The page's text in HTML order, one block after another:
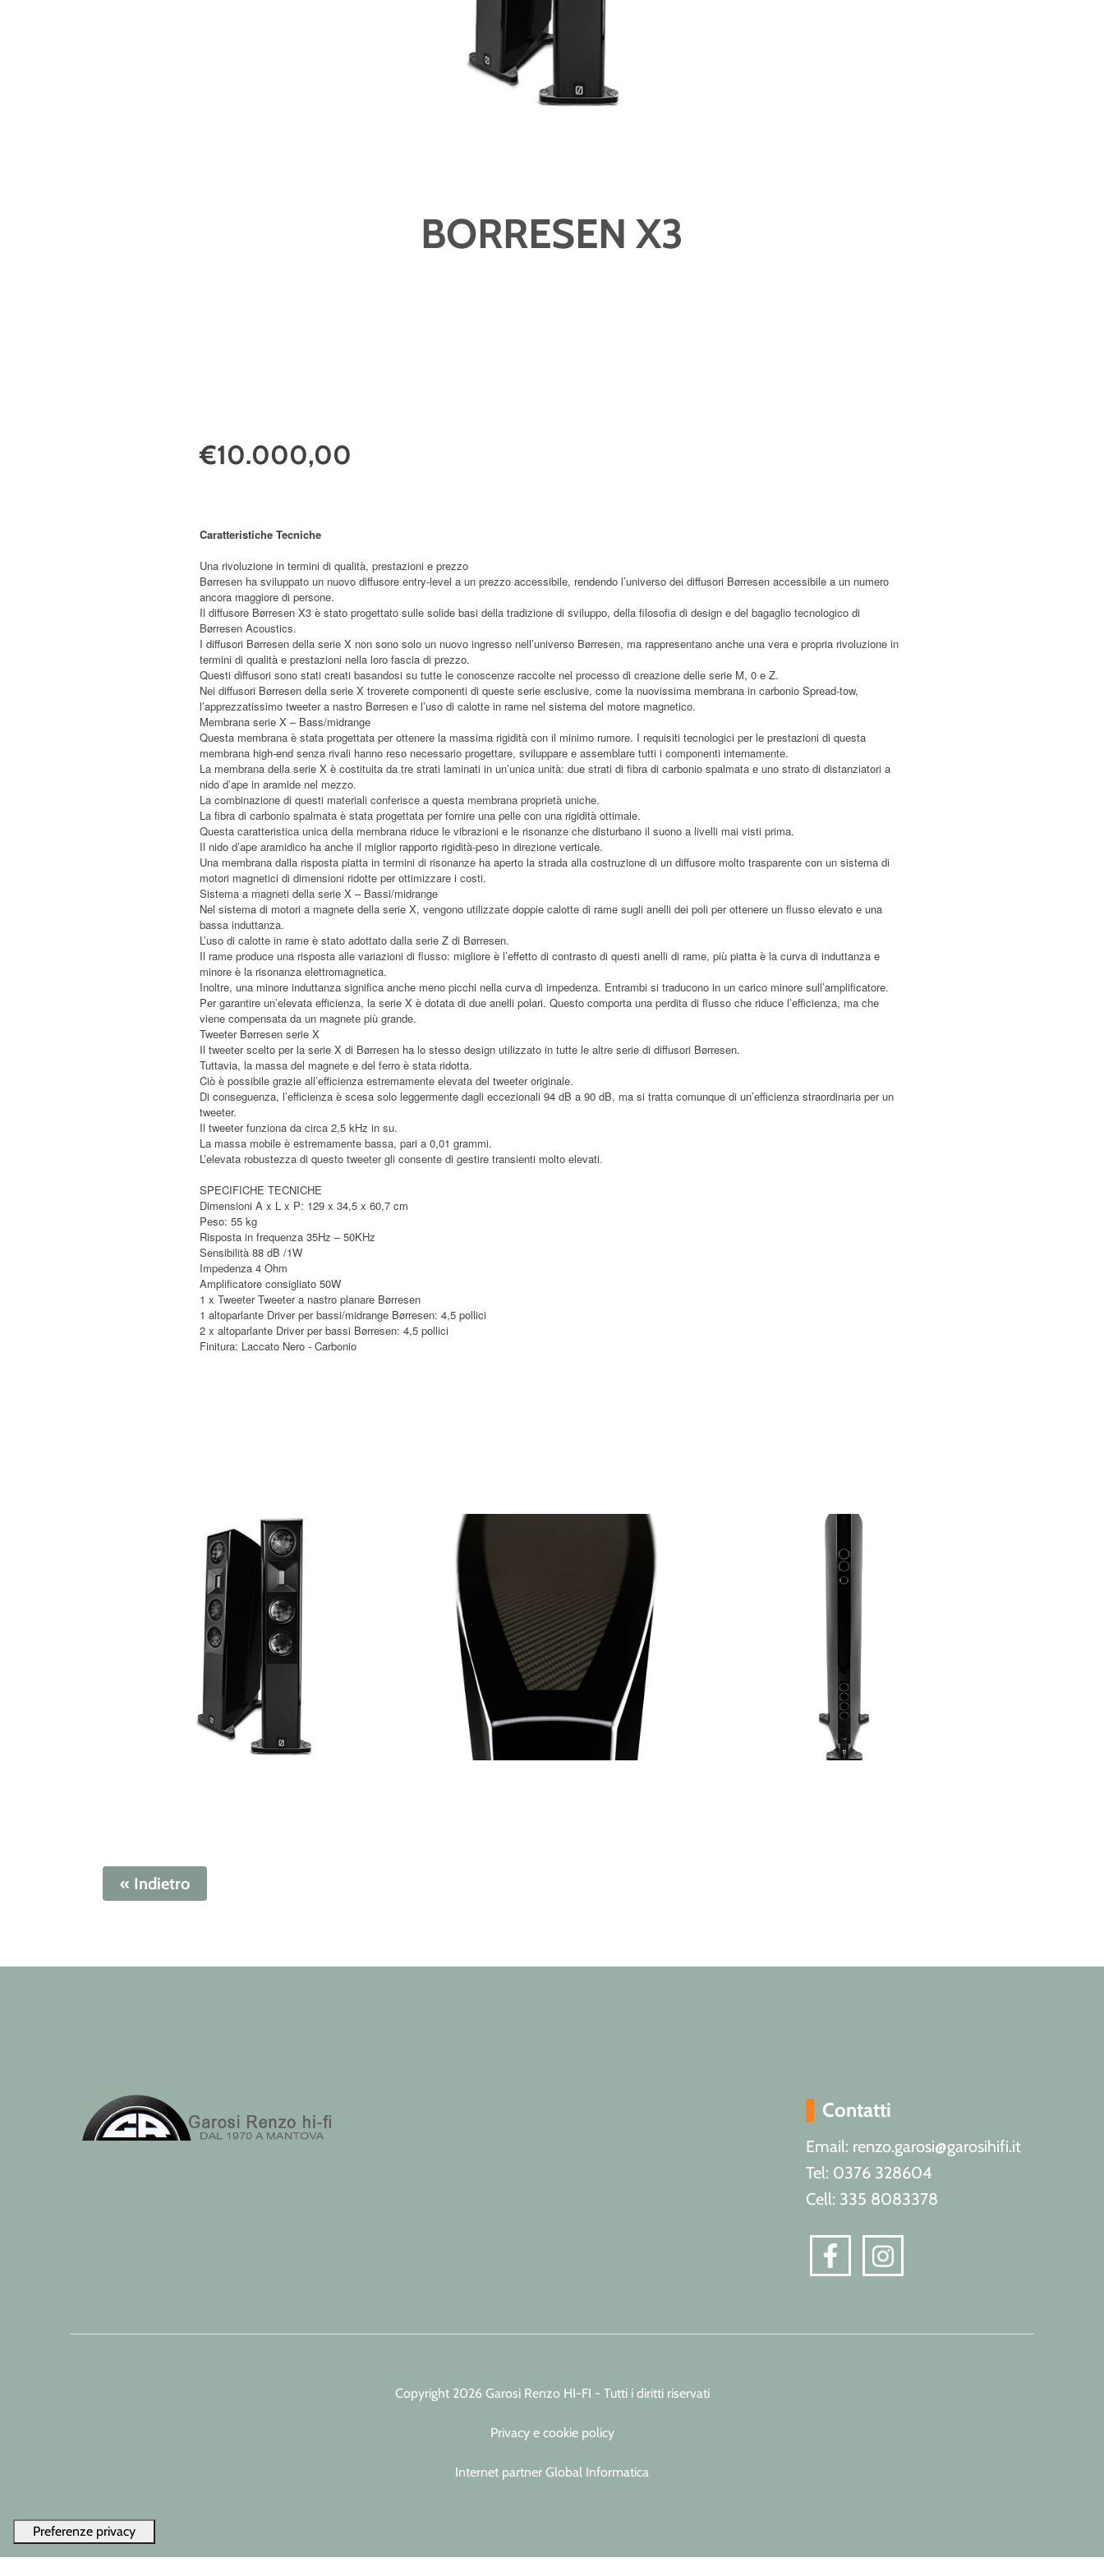
BORRESEN X3
€10.000,00
Caratteristiche Tecniche
Una rivoluzione in termini di qualità, prestazioni e prezzo
Børresen ha sviluppato un nuovo diffusore entry-level a un prezzo accessibile, rendendo l’universo dei diffusori Børresen accessibile a un numero
ancora maggiore di persone.
Il diffusore Børresen X3 è stato progettato sulle solide basi della tradizione di sviluppo, della filosofia di design e del bagaglio tecnologico di
Børresen Acoustics.
I diffusori Børresen della serie X non sono solo un nuovo ingresso nell’universo Børresen, ma rappresentano anche una vera e propria rivoluzione in
termini di qualità e prestazioni nella loro fascia di prezzo.
Questi diffusori sono stati creati basandosi su tutte le conoscenze raccolte nel processo di creazione delle serie M, 0 e Z.
Nei diffusori Børresen della serie X troverete componenti di queste serie esclusive, come la nuovissima membrana in carbonio Spread-tow,
l’apprezzatissimo tweeter a nastro Børresen e l’uso di calotte in rame nel sistema del motore magnetico.
Membrana serie X – Bass/midrange
Questa membrana è stata progettata per ottenere la massima rigidità con il minimo rumore. I requisiti tecnologici per le prestazioni di questa
membrana high-end senza rivali hanno reso necessario progettare, sviluppare e assemblare tutti i componenti internamente.
La membrana della serie X è costituita da tre strati laminati in un’unica unità: due strati di fibra di carbonio spalmata e uno strato di distanziatori a
nido d’ape in aramide nel mezzo.
La combinazione di questi materiali conferisce a questa membrana proprietà uniche.
La fibra di carbonio spalmata è stata progettata per fornire una pelle con una rigidità ottimale.
Questa caratteristica unica della membrana riduce le vibrazioni e le risonanze che disturbano il suono a livelli mai visti prima.
Il nido d’ape aramidico ha anche il miglior rapporto rigidità-peso in direzione verticale.
Una membrana dalla risposta piatta in termini di risonanze ha aperto la strada alla costruzione di un diffusore molto trasparente con un sistema di
motori magnetici di dimensioni ridotte per ottimizzare i costi.
Sistema a magneti della serie X – Bassi/midrange
Nel sistema di motori a magnete della serie X, vengono utilizzate doppie calotte di rame sugli anelli dei poli per ottenere un flusso elevato e una
bassa induttanza.
L’uso di calotte in rame è stato adottato dalla serie Z di Børresen.
Il rame produce una risposta alle variazioni di flusso: migliore è l’effetto di contrasto di questi anelli di rame, più piatta è la curva di induttanza e
minore è la risonanza elettromagnetica.
Inoltre, una minore induttanza significa anche meno picchi nella curva di impedenza. Entrambi si traducono in un carico minore sull’amplificatore.
Per garantire un’elevata efficienza, la serie X è dotata di due anelli polari. Questo comporta una perdita di flusso che riduce l’efficienza, ma che
viene compensata da un magnete più grande.
Tweeter Børresen serie X
Il tweeter scelto per la serie X di Børresen ha lo stesso design utilizzato in tutte le altre serie di diffusori Børresen.
Tuttavia, la massa del magnete e del ferro è stata ridotta.
Ciò è possibile grazie all’efficienza estremamente elevata del tweeter originale.
Di conseguenza, l’efficienza è scesa solo leggermente dagli eccezionali 94 dB a 90 dB, ma si tratta comunque di un’efficienza straordinaria per un
tweeter.
Il tweeter funziona da circa 2,5 kHz in su.
La massa mobile è estremamente bassa, pari a 0,01 grammi.
L’elevata robustezza di questo tweeter gli consente di gestire transienti molto elevati.
SPECIFICHE TECNICHE
Dimensioni A x L x P: 129 x 34,5 x 60,7 cm
Peso: 55 kg
Risposta in frequenza 35Hz – 50KHz
Sensibilità 88 dB /1W
Impedenza 4 Ohm
Amplificatore consigliato 50W
1 x Tweeter Tweeter a nastro planare Børresen
1 altoparlante Driver per bassi/midrange Børresen: 4,5 pollici
2 x altoparlante Driver per bassi Børresen: 4,5 pollici
Finitura: Laccato Nero - Carbonio
« Indietro
Contatti
Email: renzo.garosi@garosihifi.it
Tel: 0376 328604
Cell: 335 8083378
Copyright 2026 Garosi Renzo HI-FI - Tutti i diritti riservati
Privacy e cookie policy
Internet partner Global Informatica